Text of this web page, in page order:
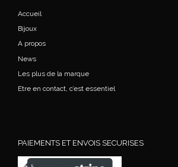
Accueil
Bijoux
A propos
News
Les plus de la marque
Etre en contact, c’est essentiel
PAIEMENTS ET ENVOIS SECURISES